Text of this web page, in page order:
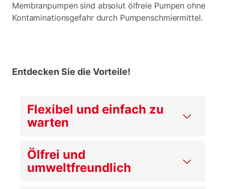
Membranpumpen sind absolut ölfreie Pumpen ohne
Kontaminationsgefahr durch Pumpenschmiermittel.
Entdecken Sie die Vorteile!
Flexibel und einfach zu
warten
Ölfrei und
umweltfreundlich